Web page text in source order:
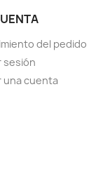
del pedido
sesión
una cuenta